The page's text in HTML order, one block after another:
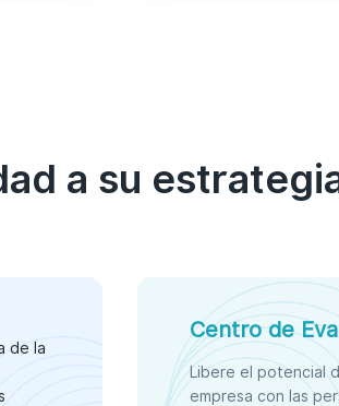
a su
de la
Centro de
Libere el potencial
empresa con las